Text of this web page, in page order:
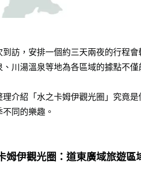
到訪，安排一個約三天兩夜的行程
、川湯溫泉等地為各區域的據點不
理介紹「水之卡姆伊觀光圈」究竟
同的樂趣。
姆伊觀光圈：道東廣域旅遊區